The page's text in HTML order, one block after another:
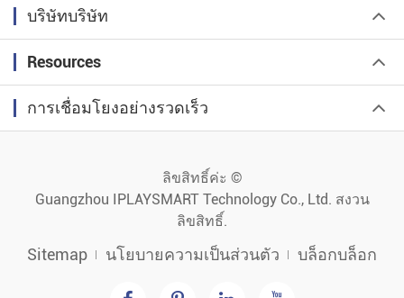
บริษัทบริษัท
Resources
การเชื่อมโยงอย่างรวดเร็ว
ลิขสิทธิ์ค่ะ ©
Guangzhou IPLAYSMART Technology Co., Ltd. สงวน
ลิขสิทธิ์.
Sitemap นโยบายความเป็นส่วนตัว บล็อกบล็อก